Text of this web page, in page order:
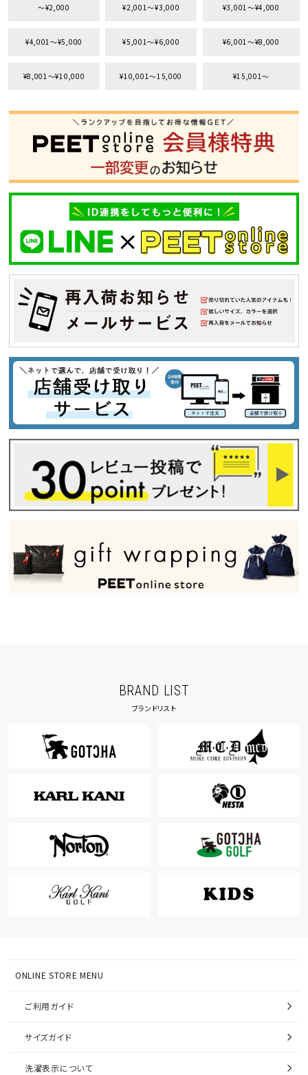
〜¥2,000 ¥2,001〜¥3,000 ¥3,001〜¥4,000
¥4,001〜¥5,000 ¥5,001〜¥6,000 ¥6,001〜¥8,000
¥8,001〜¥10,000 ¥10,001〜15,000 ¥15,001〜
BRAND LIST
ブランドリスト
ONLINE STORE MENU
ご利用ガイド
サイズガイド
洗濯表示について